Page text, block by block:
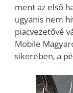
ment az első
ugyanis nem
piacvezetővé
Mobile
sikerében, a